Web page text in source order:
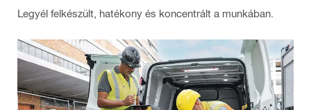
Legyél felkészült, hatékony és koncentrált a munkában.